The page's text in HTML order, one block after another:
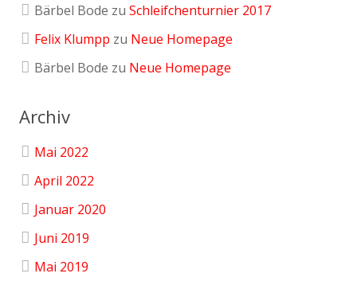
Bärbel Bode zuSchleifchenturnier 2017
Felix Klumpp zu Neue Homepage
Bärbel Bode zu Neue Homepage
Archiv
Mai 2022
April 2022
Januar 2020
Juni 2019
Mai 2019